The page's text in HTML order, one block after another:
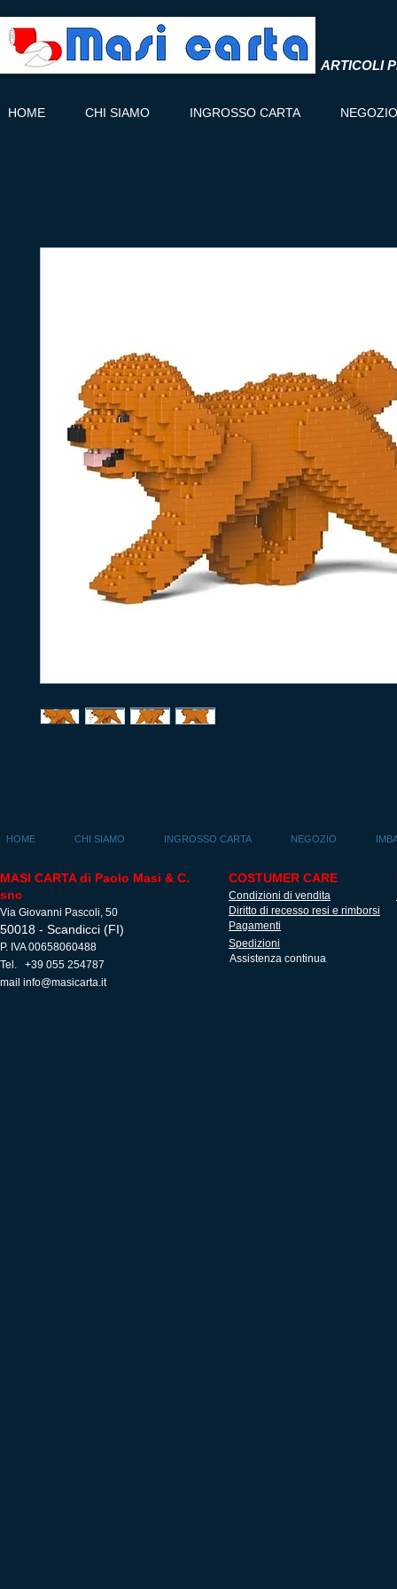
ARTICOLI
HOME CHI SIAMO INGROSSO CARTA NEGOZIO
HOME CHI SIAMO INGROSSO CARTA NEGOZIO
MASI CARTA di Paolo Masi & C.
snc
Via Giovanni Pascoli, 50
50018 - Scandicci (FI)
P. IVA 00658060488
Tel. +39 055 254787
mail info@masicarta.it
COSTUMER CARE
Condizioni di vendita
Diritto di recesso resi e rimborsi
Pagamenti
Spedizioni
Assistenza continua